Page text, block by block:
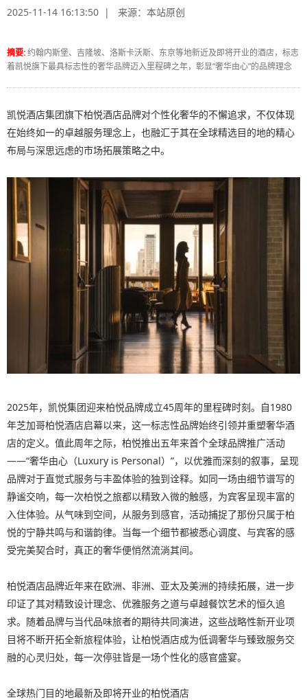
2025-11-14 16:13:50 | 来源： 本站原创
摘要:约翰内斯堡、吉隆坡、洛斯卡沃斯、东京等地新近及即将开业的酒店，标志
着凯悦旗下最具标志性的奢华品牌迈入里程碑之年，彰显“奢华由心”的品牌理念
凯悦酒店集团旗下柏悦酒店品牌对个性化奢华的不懈追求，不仅体现
在始终如一的卓越服务理念上，也融汇于其在全球精选目的地的精心
布局与深思远虑的市场拓展策略之中。
2025年，凯悦集团迎来柏悦品牌成立45周年的里程碑时刻。自1980
年芝加哥柏悦酒店启幕以来，这一标志性品牌始终引领并重塑奢华酒
店的定义。值此周年之际，柏悦推出五年来首个全球品牌推广活动
——“奢华由心（Luxury is Personal）”，以优雅而深刻的叙事，呈现
品牌对于直觉式服务与丰盈体验的独到诠释。如同一场由细节谱写的
静谧交响，每一次柏悦之旅都以精致入微的触感，为宾客呈现丰富的
入住体验。从气味到空间，从服务到感官，活动捕捉了那份只属于柏
悦的宁静共鸣与和谐韵律。当每一个细节都被悉心调度、与宾客的感
受完美契合时，真正的奢华便悄然流淌其间。
柏悦酒店品牌近年来在欧洲、非洲、亚太及美洲的持续拓展，进一步
印证了其对精致设计理念、优雅服务之道与卓越餐饮艺术的恒久追
求。随着品牌与当代品味旅者的期待共同演进，这些战略性新开业项
目将不断开拓全新旅程体验，让柏悦酒店成为低调奢华与臻致服务交
融的心灵归处，每一次停驻皆是一场个性化的感官盛宴。
全球热门目的地最新及即将开业的柏悦酒店